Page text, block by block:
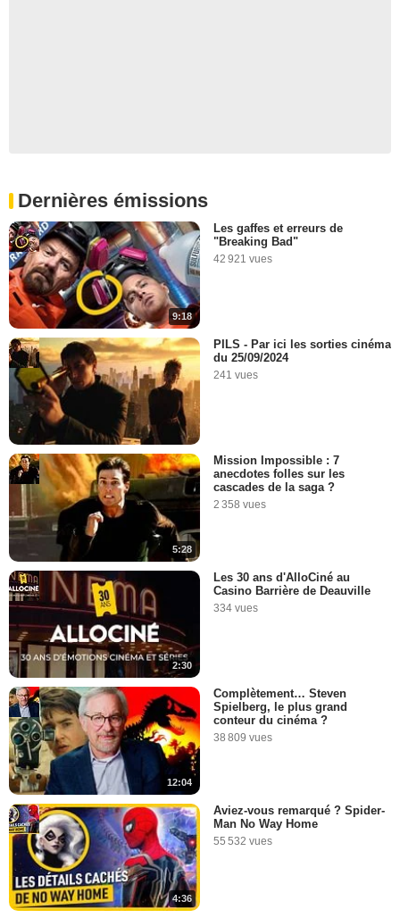
Dernières émissions
9:18
Les gaffes et erreurs de
"Breaking Bad"
42 921 vues
PILS - Par ici les sorties cinéma
du 25/09/2024
241 vues
5:28
Mission Impossible : 7
anecdotes folles sur les
cascades de la saga ?
2 358 vues
2:30
Les 30 ans d'AlloCiné au
Casino Barrière de Deauville
334 vues
12:04
Complètement… Steven
Spielberg, le plus grand
conteur du cinéma ?
38 809 vues
4:36
Aviez-vous remarqué ? Spider-
Man No Way Home
55 532 vues